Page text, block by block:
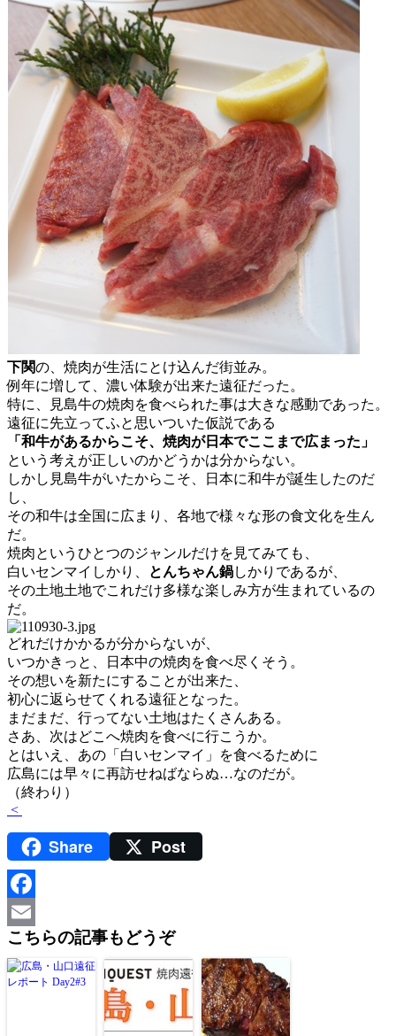
下関の、焼肉が生活にとけ込んだ街並み。
例年に増して、濃い体験が出来た遠征だった。
特に、見島牛の焼肉を食べられた事は大きな感動であった。
遠征に先立ってふと思いついた仮説である
「和牛があるからこそ、焼肉が日本でここまで広まった」
という考えが正しいのかどうかは分からない。
しかし見島牛がいたからこそ、日本に和牛が誕生したのだ
し、
その和牛は全国に広まり、各地で様々な形の食文化を生ん
だ。
焼肉というひとつのジャンルだけを見てみても、
白いセンマイしかり、
とんちゃん鍋しかりであるが、
その土地土地でこれだけ多様な楽しみ方が生まれているの
だ。
どれだけかかるが分からないが、
いつかきっと、日本中の焼肉を食べ尽くそう。
その想いを新たにすることが出来た、
初心に返らせてくれる遠征となった。
まだまだ、行ってない土地はたくさんある。
さあ、次はどこへ焼肉を食べに行こうか。
とはいえ、あの「白いセンマイ」を食べるために
広島には早々に再訪せねばならぬ…なのだが。
（終わり）
<
Share Post
Facebook
Email
こちらの記事もどうぞ